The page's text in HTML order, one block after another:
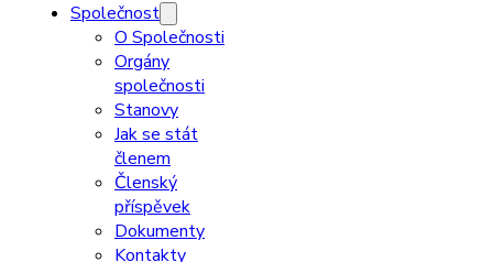
Společnost
O Společnosti
Orgány
společnosti
Stanovy
Jak se stát
členem
Členský
příspěvek
Dokumenty
Kontakty